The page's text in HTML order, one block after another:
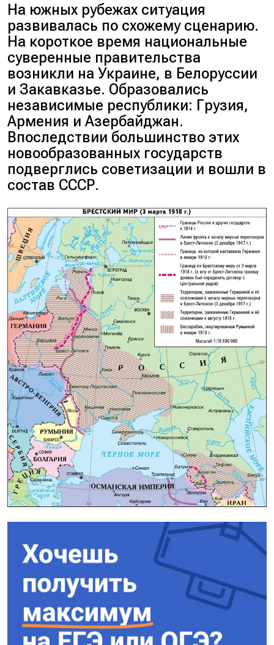
На южных рубежах ситуация
развивалась по схожему сценарию.
На короткое время национальные
суверенные правительства
возникли на Украине, в Белоруссии
и Закавказье. Образовались
независимые республики: Грузия,
Армения и Азербайджан.
Впоследствии большинство этих
новообразованных государств
подверглись советизации и вошли в
состав СССР.